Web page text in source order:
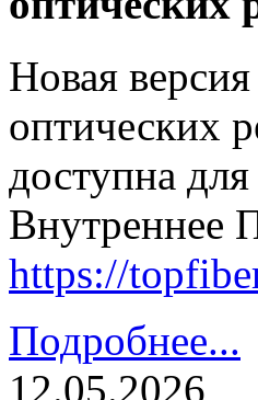
Новая
оптических
доступна
Внутреннее
https://
Подробнее...
12.05.2026